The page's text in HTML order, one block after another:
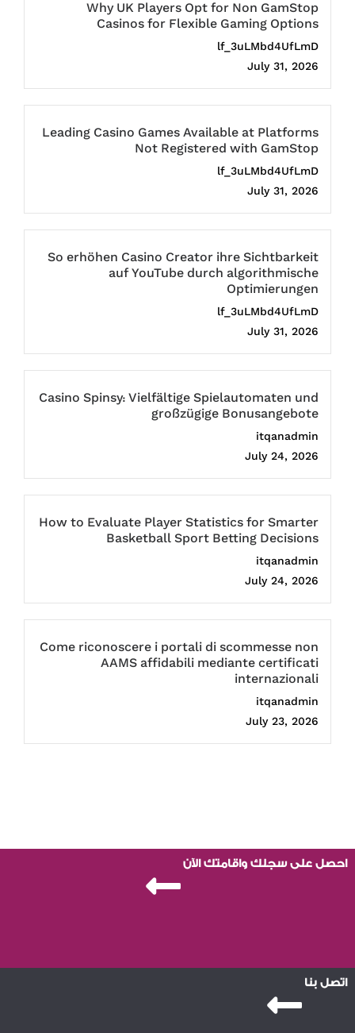
Why UK Players Opt for Non GamStop
Casinos for Flexible Gaming Options
lf_3uLMbd4UfLmD
July 31, 2026
Leading Casino Games Available at Platforms
Not Registered with GamStop
lf_3uLMbd4UfLmD
July 31, 2026
So erhöhen Casino Creator ihre Sichtbarkeit
auf YouTube durch algorithmische
Optimierungen
lf_3uLMbd4UfLmD
July 31, 2026
Casino Spinsy: Vielfältige Spielautomaten und
großzügige Bonusangebote
itqanadmin
July 24, 2026
How to Evaluate Player Statistics for Smarter
Basketball Sport Betting Decisions
itqanadmin
July 24, 2026
Come riconoscere i portali di scommesse non
AAMS affidabili mediante certificati
internazionali
itqanadmin
July 23, 2026
احصل على سجلك واقامتك الآن
اتصل بنا